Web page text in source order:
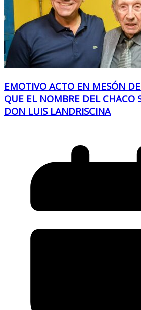
EMOTIVO ACTO EN MESÓN
QUE EL NOMBRE DEL CHACO
DON LUIS LANDRISCINA